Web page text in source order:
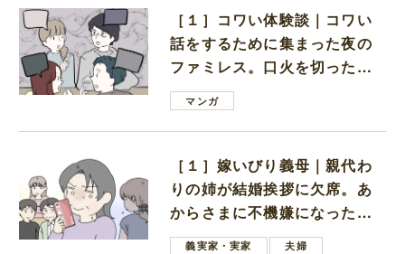
［１］コワい体験談｜コワい
話をするために集まった夜の
ファミレス。口火を切ったの
は電車好きの男の子ママ
マンガ
［１］嫁いびり義母｜親代わ
りの姉が結婚挨拶に欠席。あ
からさまに不機嫌になった義
母義実家・実家
夫婦